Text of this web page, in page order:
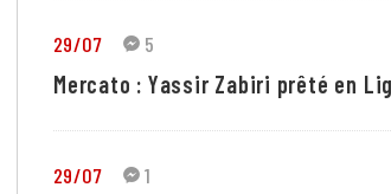
29/07 5
Mercato : Yassir Zabiri prêté en
29/07 1